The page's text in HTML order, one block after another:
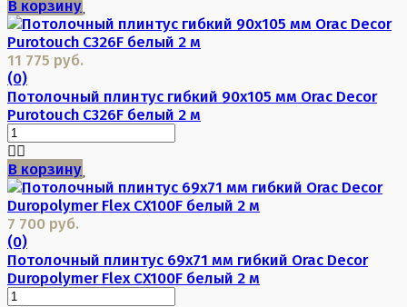
В корзину
11 775 руб.
(0)
Потолочный плинтус гибкий 90х105 мм Orac Decor
Purotouch C326F белый 2 м
В корзину
7 700 руб.
(0)
Потолочный плинтус 69х71 мм гибкий Orac Decor
Duropolymer Flex CX100F белый 2 м